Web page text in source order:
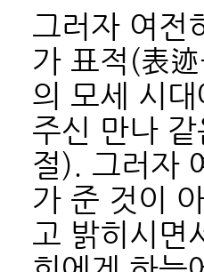
그러자 여전
가 표적(表
의 모세 시
주신 만나
절). 그러자
가 준 것이
고 밝히시면